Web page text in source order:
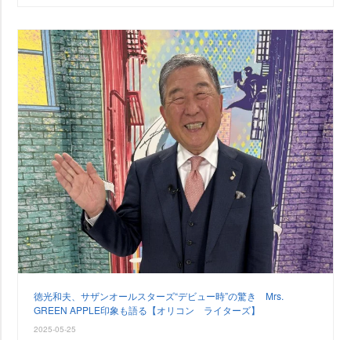
徳光和夫、サザンオールスターズ“デビュー時”の驚き Mrs.
GREEN APPLE印象も語る【オリコン ライターズ】
2025-05-25